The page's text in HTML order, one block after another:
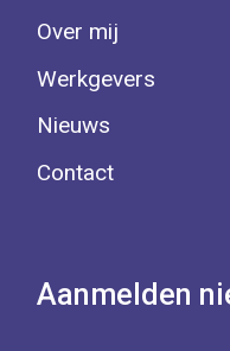
Over mij
Werkgevers
Nieuws
Contact
Aanmelden